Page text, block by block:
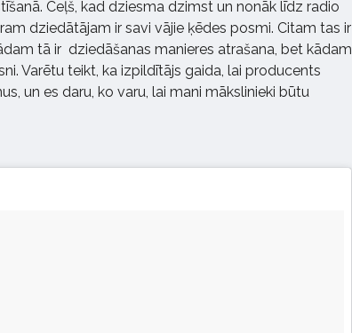
Ceļš, kad dziesma dzimst un nonāk līdz radio
dziedātājam ir savi vājie ķēdes posmi. Citam tas ir
tā ir dziedāšanas manieres atrašana, bet kādam
Varētu teikt, ka izpildītājs gaida, lai producents
un es daru, ko varu, lai mani mākslinieki būtu